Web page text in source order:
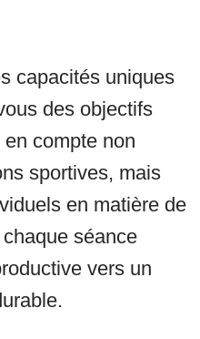
capacités uniques
des objectifs
compte non
sportives, mais
en matière de
séance
vers un